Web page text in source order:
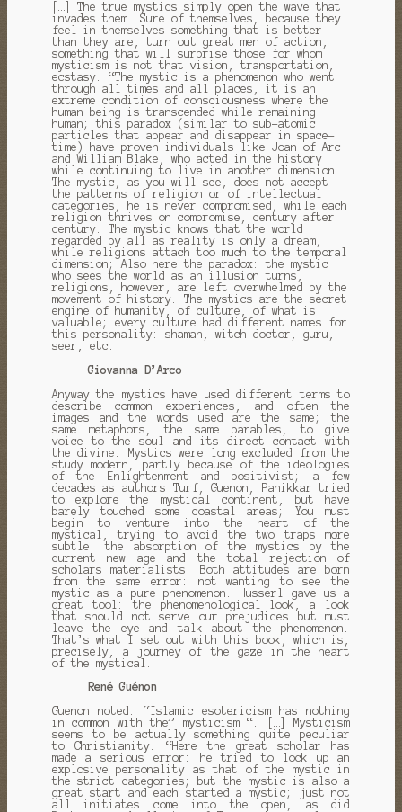
[…] The true mystics simply open the wave that
invades them. Sure of themselves, because they
feel in themselves something that is better
than they are, turn out great men of action,
something that will surprise those for whom
mysticism is not that vision, transportation,
ecstasy. “The mystic is a phenomenon who went
through all times and all places, it is an
extreme condition of consciousness where the
human being is transcended while remaining
human;this paradox (similar to sub-atomic
particles that appear and disappear in space-
time) have proven individuals like Joan of Arc
and William Blake, who acted in the history
while continuing to live in another dimension …
The mystic, as you will see, does not accept
the patterns of religion or of intellectual
categories, he is never compromised, while each
religion thrives on compromise, century after
century. The mystic knows that the world
regarded by all as reality is only a dream,
while religions attach too much to the temporal
dimension; Also here the paradox: the mystic
who sees the world as an illusion turns,
religions, however, are left overwhelmed by the
movement of history. The mystics are the secret
engine of humanity, of culture, of what is
valuable; every culture had different names for
this personality: shaman, witch doctor, guru,
seer, etc.
Giovanna D’Arco
Anyway the mystics have used different terms to
describe common experiences, and often the
images and the words used are the same;the
same metaphors, the same parables, to give
voice to the soul and its direct contact with
the divine.
Mystics were long excluded from the
study modern, partly because of the ideologies
of the Enlightenment and positivist; a few
decades as authors Turf, Guenon, Panikkar tried
to explore the mystical continent, but have
barely touched some coastal areas;You must
begin to venture into the heart of the
mystical, trying to avoid the two traps more
subtle: the absorption of the mystics by the
current new age and the total rejection of
scholars materialists. Both attitudes are born
from the same error: not wanting to see the
mystic as a pure phenomenon. Husserl gave us a
great tool: the phenomenological look, a look
that should not serve our prejudices but must
leave the eye and talk about the phenomenon.
That’s what I set out with this book, which is,
precisely, a journey of the gaze in the heart
of the mystical.
René Guénon
Guenon noted: “Islamic esotericism has nothing
in common with the” mysticism “.
[…] Mysticism
seems to be actually something quite peculiar
to Christianity. “Here the great scholar has
made a serious error: he tried to lock up an
explosive personality as that of the mystic in
the strict categories; but the mystic is also a
great start and each started a mystic;
just not
all initiates come into the open, as did